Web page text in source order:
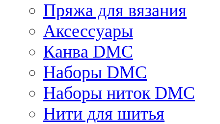
Пряжа для вязания
Аксессуары
Канва DMC
Наборы DMC
Наборы ниток DMC
Нити для шитья